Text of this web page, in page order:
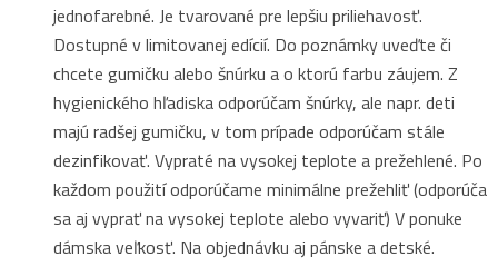
jednofarebné. Je tvarované pre lepšiu priliehavosť.
Dostupné v limitovanej edícií. Do poznámky uveďte či
chcete gumičku alebo šnúrku a o ktorú farbu záujem. Z
hygienického hľadiska odporúčam šnúrky, ale napr. deti
majú radšej gumičku, v tom prípade odporúčam stále
dezinfikovať. Vypraté na vysokej teplote a prežehlené. Po
každom použití odporúčame minimálne prežehliť (odporúča
sa aj vyprať na vysokej teplote alebo vyvariť) V ponuke
dámska veľkosť. Na objednávku aj pánske a detské.